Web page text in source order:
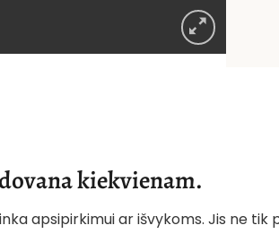
kiekvienam.
apsipirkimui ar išvykoms. Jis ne